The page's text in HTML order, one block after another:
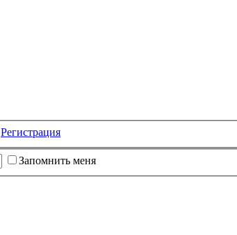
Регистрация
Запомнить меня